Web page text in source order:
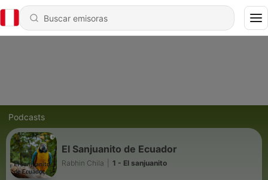
Podcasts
El Sanjuanito de Ecuador
Rabhin Chila 1 - El sanjuanito